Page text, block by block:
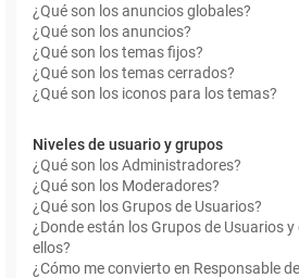
¿Qué son los anuncios globales?
¿Qué son los anuncios?
¿Qué son los temas fijos?
¿Qué son los temas cerrados?
¿Qué son los iconos para los temas?
Niveles de usuario y grupos
¿Qué son los Administradores?
¿Qué son los Moderadores?
¿Qué son los Grupos de Usuarios?
¿Donde están los Grupos de Usuarios
ellos?
¿Cómo me convierto en Responsable